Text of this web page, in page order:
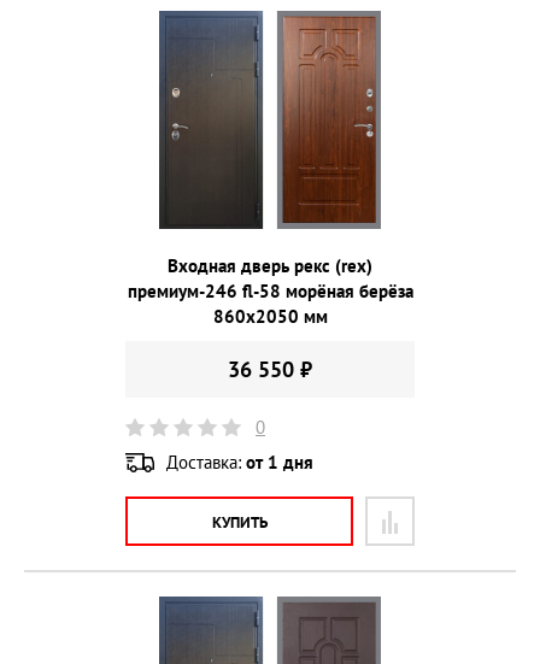
Входная дверь рекс (rex)
премиум-246 fl-58 морёная берёза
860х2050 мм
36 550 ₽
0
Доставка: от 1 дня
КУПИТЬ